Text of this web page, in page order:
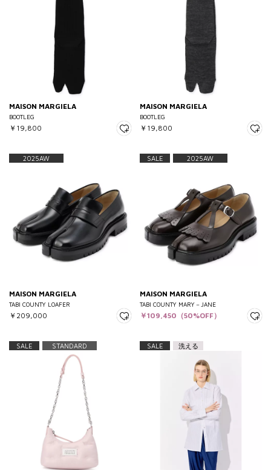
MAISON MARGIELA
BOOTLEG
￥19,800
MAISON MARGIELA
BOOTLEG
￥19,800
2025AW
MAISON MARGIELA
TABI COUNTY LOAFER
￥209,000
SALE 2025AW
MAISON MARGIELA
TABI COUNTY MARY－JANE
￥109,450（50%OFF）
SALE STANDARD SALE 洗える